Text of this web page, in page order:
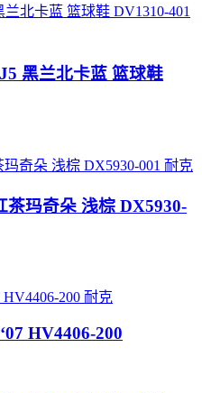
黑兰北卡蓝 篮球鞋
耐克
玛奇朵 浅棕 DX5930-
耐克
HV4406-200